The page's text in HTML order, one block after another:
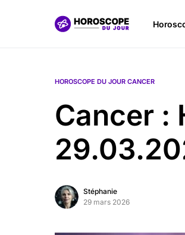
HOROSCOPE DU JOUR CANCER
Cancer :
Stéphanie
29 mars 2026